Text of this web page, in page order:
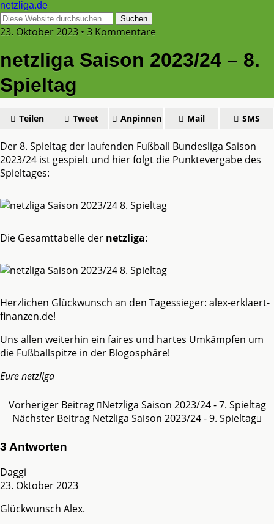
netzliga.de
23. Oktober 2023 • 3 Kommentare
netzliga Saison 2023/24 – 8.
Spieltag
Teilen Tweet Anpinnen Mail SMS
Der 8. Spieltag der laufenden Fußball Bundesliga Saison
2023/24 ist gespielt und hier folgt die Punktevergabe des
Spieltages:
Die Gesamttabelle der netzliga:
Herzlichen Glückwunsch an den Tagessieger: alex-erklaert-
finanzen.de!
Uns allen weiterhin ein faires und hartes Umkämpfen um
die Fußballspitze in der Blogosphäre!
Eure netzliga
Vorheriger Beitrag
Netzliga Saison 2023/24 - 7. Spieltag
Nächster Beitrag Netzliga Saison 2023/24 - 9. Spieltag
3 Antworten
Daggi
23. Oktober 2023
Glückwunsch Alex.